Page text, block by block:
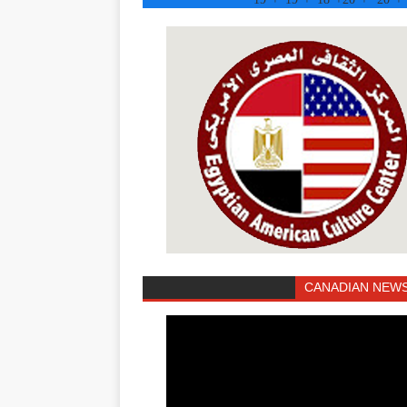
CANADIAN